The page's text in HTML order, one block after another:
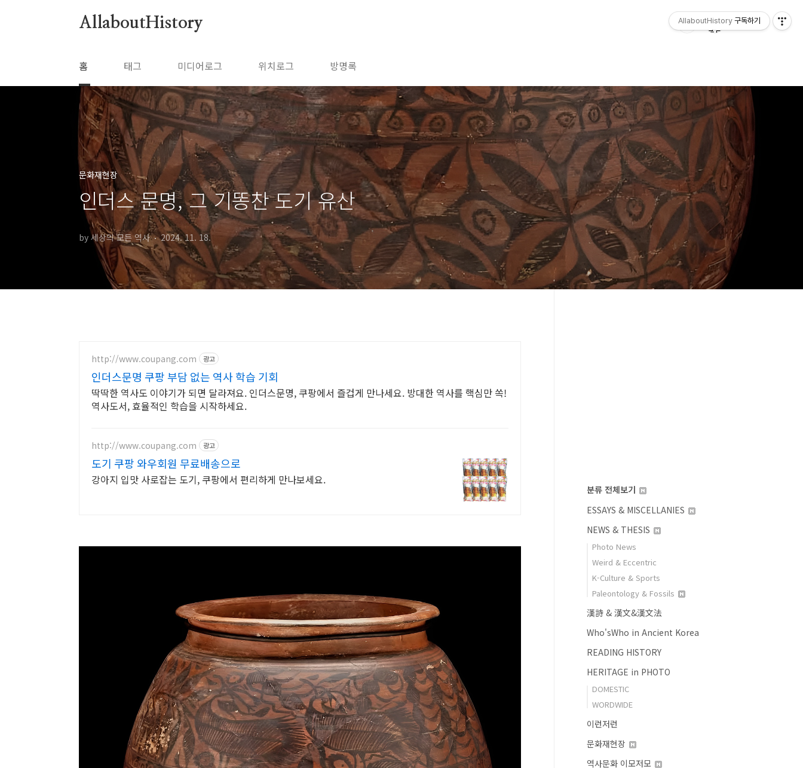
AllaboutHistory
홈 태그 미디어로그 위치로그 방명록
문화재현장
인더스 문명, 그 기똥찬 도기 유산
by 세상의 모든 역사 2024. 11. 18.
http://www.coupang.com 광고
인더스문명 쿠팡 부담 없는 역사 학습 기회
딱딱한 역사도 이야기가 되면 달라져요. 인더스문명, 쿠팡에서 즐겁게 만나세요. 방대한 역사를 핵심만 쏙!
역사도서, 효율적인 학습을 시작하세요.
http://www.coupang.com 광고
도기 쿠팡 와우회원 무료배송으로
강아지 입맛 사로잡는 도기, 쿠팡에서 편리하게 만나보세요.
분류 전체보기
ESSAYS & MISCELLANIES
NEWS & THESIS
Photo News
Weird & Eccentric
K-Culture & Sports
Paleontology & Fossils
漢詩 & 漢文&漢文法
Who'sWho in Ancient Korea
READING HISTORY
HERITAGE in PHOTO
DOMESTIC
WORDWIDE
이런저런
문화재현장
역사문화 이모저모
AllaboutHistory 구독하기